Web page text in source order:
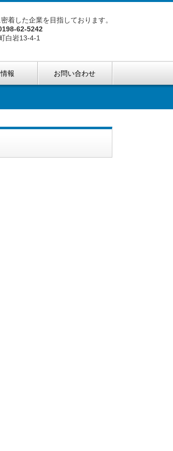
着した企業を目指しております。
62-5242
白岩13-4-1
報 お問い合わせ